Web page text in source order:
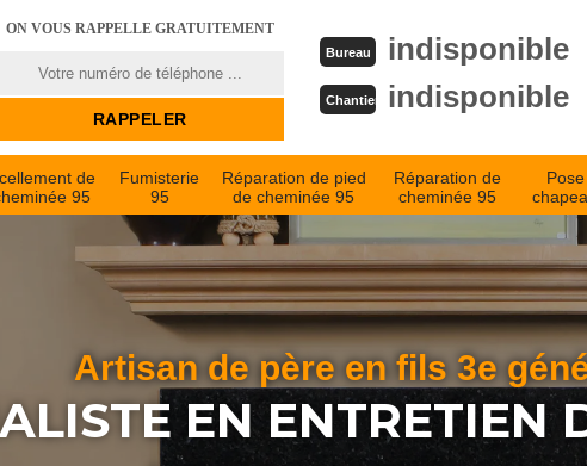
ON VOUS RAPPELLE GRATUITEMENT
Bureau indisponible
Chantier indisponible
de
95
Fumisterie
95
Réparation de pied
de cheminée 95
Réparation de
cheminée 95
Artisan de père en fils 3e
EN ENTRETIEN